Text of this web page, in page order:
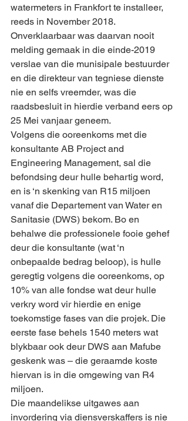
watermeters in Frankfort te installeer,
reeds in November 2018.
Onverklaarbaar was daarvan nooit
melding gemaak in die einde-2019
verslae van die munisipale bestuurder
en die direkteur van tegniese dienste
nie en selfs vreemder, was die
raadsbesluit in hierdie verband eers op
25 Mei vanjaar geneem.
Volgens die ooreenkoms met die
konsultante AB Project and
Engineering Management, sal die
befondsing deur hulle behartig word,
en is ‘n skenking van R15 miljoen
vanaf die Departement van Water en
Sanitasie (DWS) bekom. Bo en
behalwe die professionele fooie gehef
deur die konsultante (wat ‘n
onbepaalde bedrag beloop), is hulle
geregtig volgens die ooreenkoms, op
10% van alle fondse wat deur hulle
verkry word vir hierdie en enige
toekomstige fases van die projek. Die
eerste fase behels 1540 meters wat
blykbaar ook deur DWS aan Mafube
geskenk was – die geraamde koste
hiervan is in die omgewing van R4
miljoen.
Die maandelikse uitgawes aan
invordering via diensverskaffers is nie